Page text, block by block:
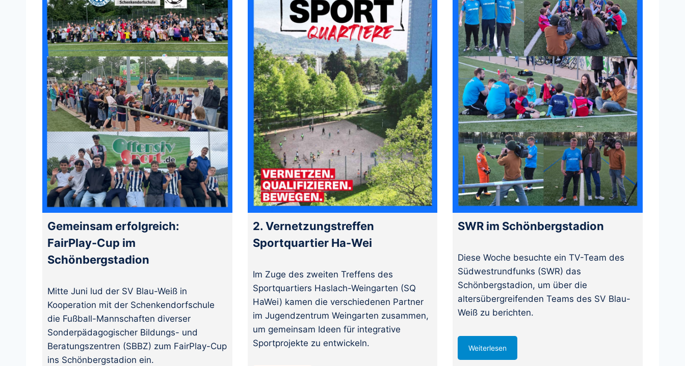
Gemeinsam erfolgreich:
FairPlay-Cup im
Schönbergstadion
Mitte Juni lud der SV Blau-Weiß in
Kooperation mit der Schenkendorfschule
die Fußball-Mannschaften diverser
Sonderpädagogischer Bildungs- und
Beratungszentren (SBBZ) zum FairPlay-Cup
ins Schönbergstadion ein.
2. Vernetzungstreffen
Sportquartier Ha-Wei
Im Zuge des zweiten Treffens des
Sportquartiers Haslach-Weingarten (SQ
HaWei) kamen die verschiedenen Partner
im Jugendzentrum Weingarten zusammen,
um gemeinsam Ideen für integrative
Sportprojekte zu entwickeln.
SWR im Schönbergstadion
Diese Woche besuchte ein TV-Team des
Südwestrundfunks (SWR) das
Schönbergstadion, um über die
altersübergreifenden Teams des SV Blau-
Weiß zu berichten.
Weiterlesen